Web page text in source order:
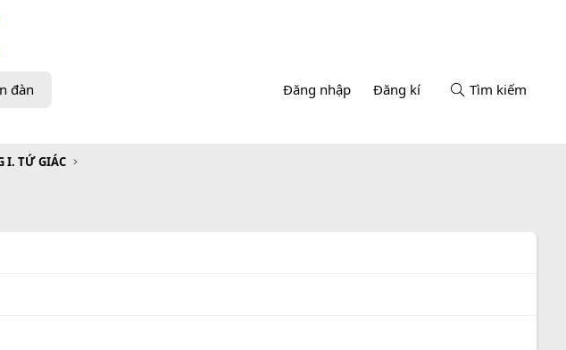
đàn Đăng nhập Đăng kí Tìm kiếm
I. TỨ GIÁC